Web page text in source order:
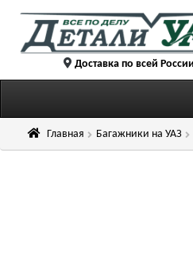
Перейти
Перейти
содержимому Доставка по всей России
Главная Багажники на УАЗ